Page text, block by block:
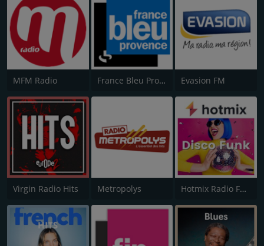
MFM Radio France Bleu Provence Evasion FM
Virgin Radio Hits Metropolys Hotmix Radio Funky